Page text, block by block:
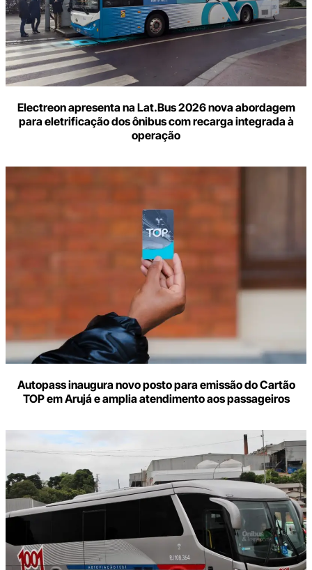
Electreon apresenta na Lat.Bus 2026 nova abordagem
para eletrificação dos ônibus com recarga integrada à
operação
Autopass inaugura novo posto para emissão do Cartão
TOP em Arujá e amplia atendimento aos passageiros